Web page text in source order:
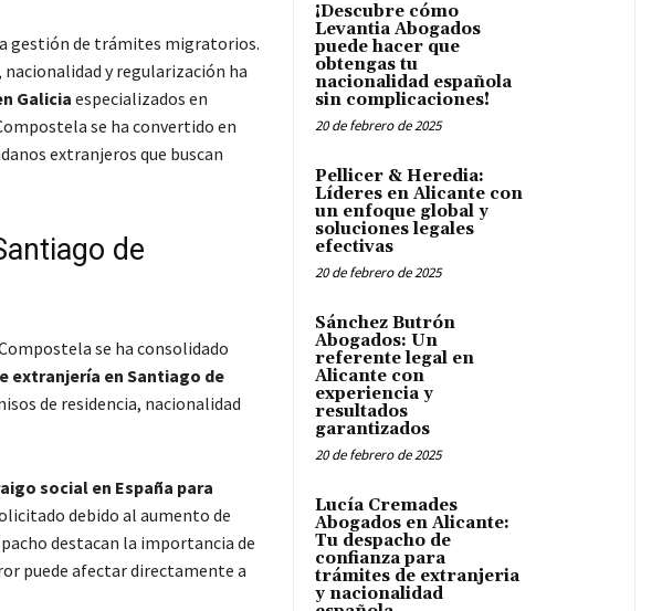
gestión de trámites migratorios.
y regularización ha
Galicia especializados en
se ha convertido en
extranjeros que buscan
de
se ha consolidado
extranjería en Santiago de
de residencia, nacionalidad
social en España para
debido al aumento de
destacan la importancia de
puede afectar directamente a
¡Descubre cómo
Levantia Abogados
puede hacer que
obtengas tu
nacionalidad española
sin complicaciones!
20 de febrero de 2025
Pellicer & Heredia:
Líderes en Alicante con
un enfoque global y
soluciones legales
efectivas
20 de febrero de 2025
Sánchez Butrón
Abogados: Un
referente legal en
Alicante con
experiencia y
resultados
garantizados
20 de febrero de 2025
Lucía Cremades
Abogados en Alicante:
Tu despacho de
confianza para
trámites de extranjeria
y nacionalidad